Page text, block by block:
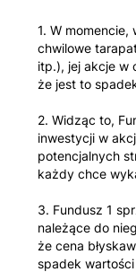
1. W momencie,
chwilowe
itp.), jej akcje w
że jest to
2. Widząc to,
inwestycji w
potencjalnych
każdy chce
3. Fundusz 1
należące do
że cena
spadek